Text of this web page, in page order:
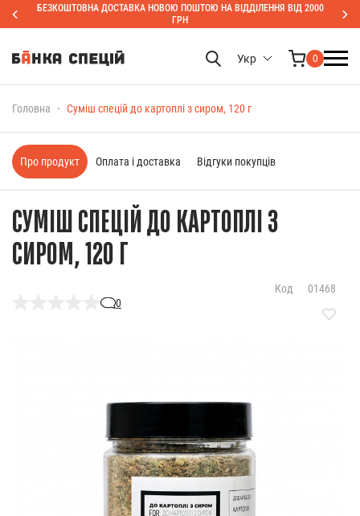
БЕЗКОШТОВНА ДОСТАВКА НОВОЮ ПОШТОЮ НА ВІДДІЛЕННЯ ВІД 2000
ГРН
Укр 0
Головна Суміш спецій до картоплі з сиром, 120 г
СУМІШ СПЕЦІЙ ДО КАРТОПЛІ З
СИРОМ, 120 Г
0
Код 01468
Про продукт Оплата і доставка Відгуки покупців